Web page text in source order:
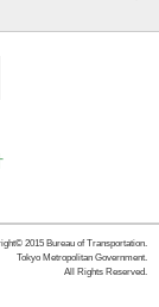
2015 Bureau of Transportation.
Tokyo Metropolitan Government.
All Rights Reserved.